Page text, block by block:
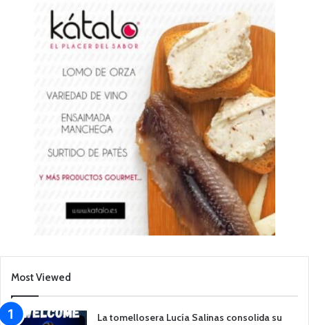
Most Viewed
La tomellosera Lucía Salinas consolida su